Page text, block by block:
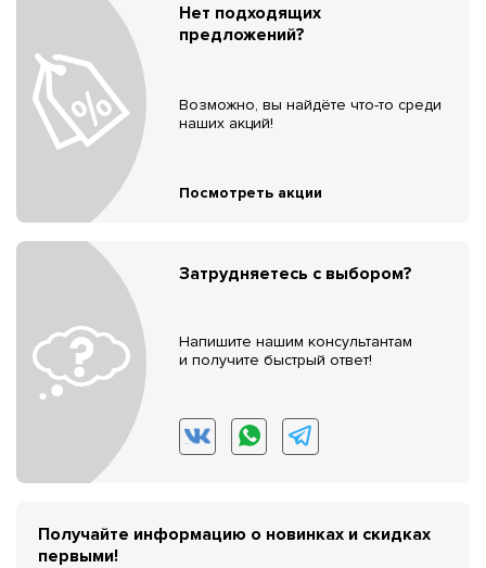
Нет подходящих
предложений?
Возможно, вы найдёте что-то среди
наших акций!
Посмотреть акции
Затрудняетесь с выбором?
Напишите нашим консультантам
и получите быстрый ответ!
Получайте информацию о новинках и скидках
первыми!